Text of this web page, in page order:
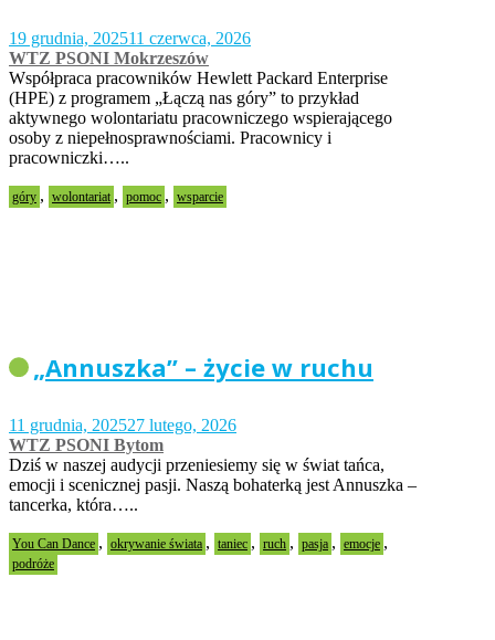
19 grudnia, 202511 czerwca, 2026
WTZ PSONI Mokrzeszów
Współpraca pracowników Hewlett Packard Enterprise
(HPE) z programem „Łączą nas góry” to przykład
aktywnego wolontariatu pracowniczego wspierającego
osoby z niepełnosprawnościami. Pracownicy i
pracowniczki…..
góry , wolontariat , pomoc , wsparcie
„Annuszka” – życie w ruchu
11 grudnia, 202527 lutego, 2026
WTZ PSONI Bytom
Dziś w naszej audycji przeniesiemy się w świat tańca,
emocji i scenicznej pasji. Naszą bohaterką jest Annuszka –
tancerka, która…..
You Can Dance , okrywanie świata , taniec , ruch , pasja , emocje ,
podróże